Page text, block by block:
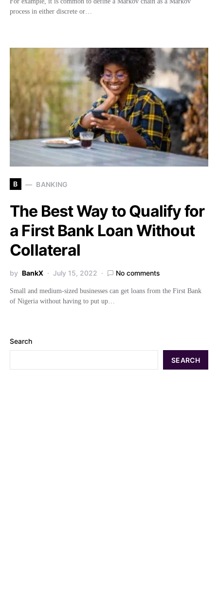
process in either discrete or…
B BANKING
The Best Way to Qualify for
a First Bank Loan Without
Collateral
by BankX July 15, 2022 No comments
Small and medium-sized businesses can get loans from the First Bank
of Nigeria without having to put up…
Search
SEARCH